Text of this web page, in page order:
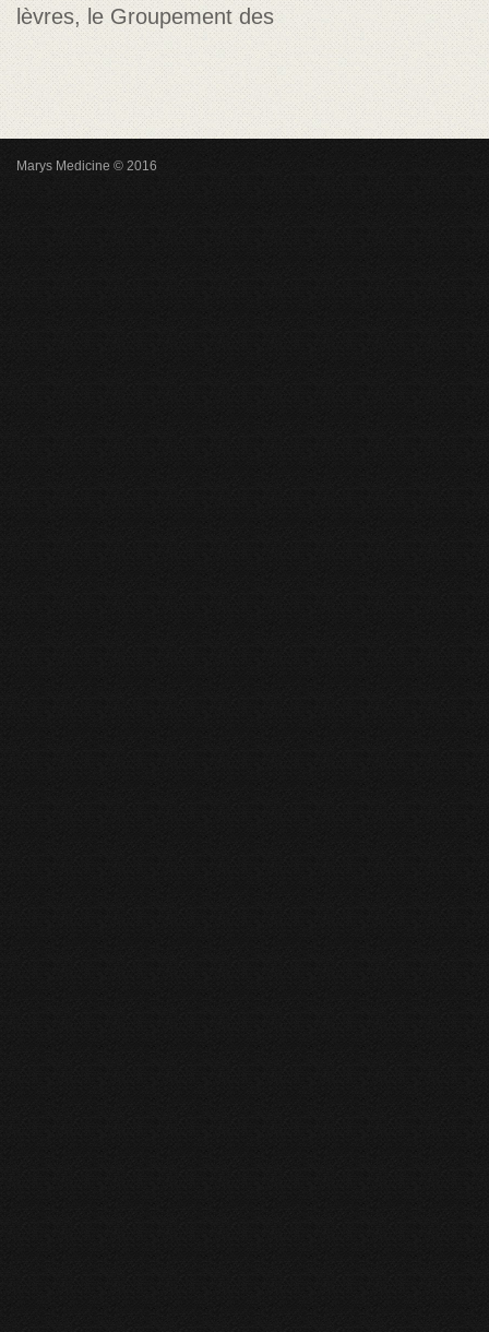
lèvres, le Groupement des
Marys Medicine © 2016